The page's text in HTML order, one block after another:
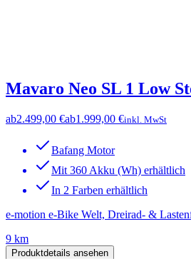
Mavaro Neo SL 1 Low
ab2.499,00 €ab1.999,00 €inkl. MwSt
Bafang Motor
Mit 360 Akku (Wh) erhältlich
In 2 Farben erhältlich
e-motion e-Bike Welt, Dreirad- &
9 km
Produktdetails ansehen